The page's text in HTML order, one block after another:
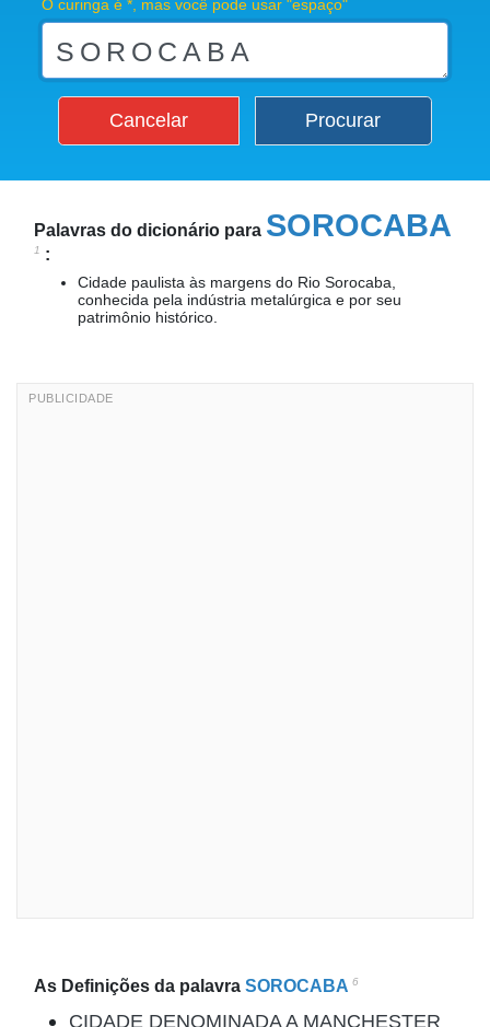
O curinga é *, mas você pode usar "espaço"
Cancelar Procurar
Palavras do dicionário para SOROCABA
1 :
Cidade paulista às margens do Rio Sorocaba,
conhecida pela indústria metalúrgica e por seu
patrimônio histórico.
As Definições da palavra SOROCABA 6
CIDADE DENOMINADA A MANCHESTER